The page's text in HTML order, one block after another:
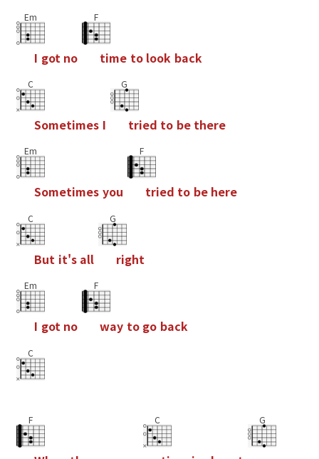
Em
I got no
F
time to look back
C
Sometimes I
G
tried to be there
Em
Sometimes you
F
tried to be here
C
But it's all
G
right
Em
I got no
F
way to go back
C
F C G